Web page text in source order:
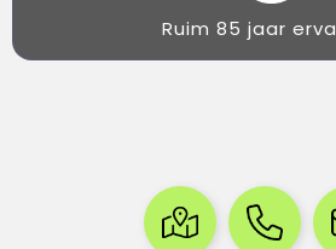
Ruim 85 jaar